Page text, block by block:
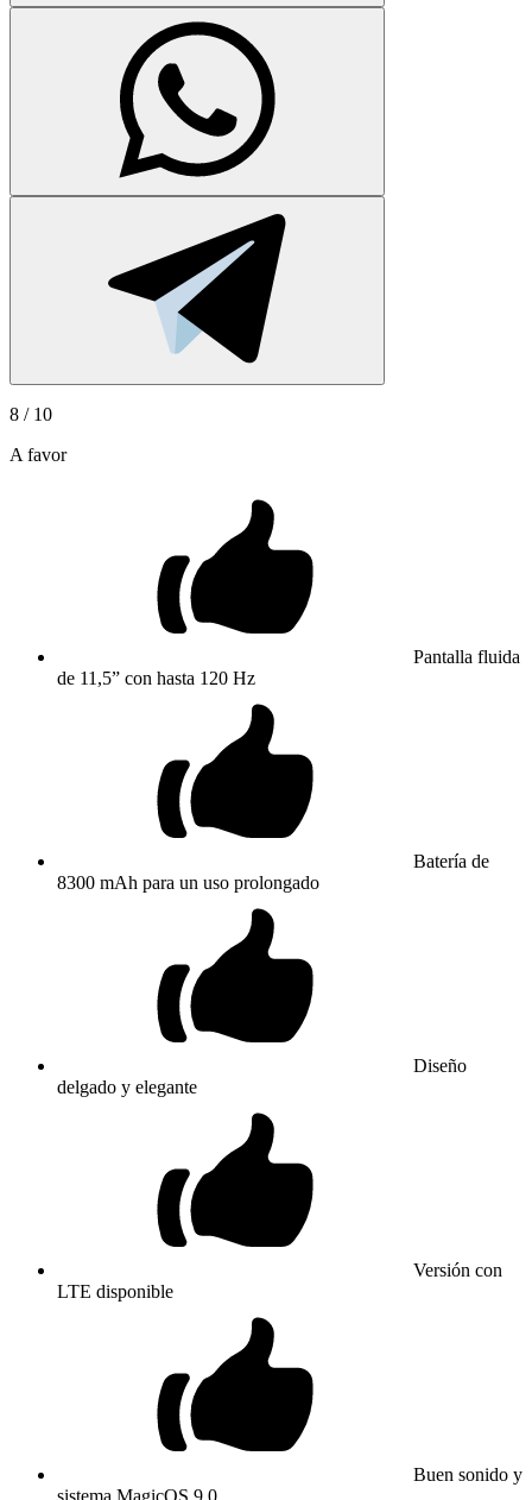
8 / 10
A favor
Pantalla fluida
de 11,5” con hasta 120 Hz
Batería de
8300 mAh para un uso prolongado
Diseño
delgado y elegante
Versión con
LTE disponible
Buen sonido y
sistema MagicOS 9.0